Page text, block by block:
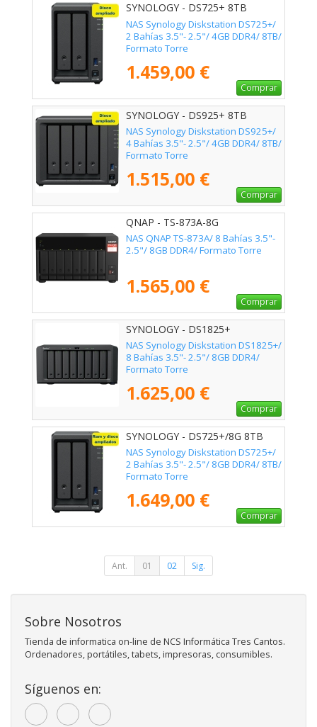
SYNOLOGY - DS725+ 8TB
NAS Synology Diskstation DS725+/
2 Bahías 3.5"- 2.5"/ 4GB DDR4/ 8TB/
Formato Torre
1.459,00 €
Comprar
SYNOLOGY - DS925+ 8TB
NAS Synology Diskstation DS925+/
4 Bahías 3.5"- 2.5"/ 4GB DDR4/ 8TB/
Formato Torre
1.515,00 €
Comprar
QNAP - TS-873A-8G
NAS QNAP TS-873A/ 8 Bahías 3.5"-
2.5"/ 8GB DDR4/ Formato Torre
1.565,00 €
Comprar
SYNOLOGY - DS1825+
NAS Synology Diskstation DS1825+/
8 Bahías 3.5"- 2.5"/ 8GB DDR4/
Formato Torre
1.625,00 €
Comprar
SYNOLOGY - DS725+/8G 8TB
NAS Synology Diskstation DS725+/
2 Bahías 3.5"- 2.5"/ 8GB DDR4/ 8TB/
Formato Torre
1.649,00 €
Comprar
Ant. 01 02 Sig.
Sobre Nosotros
Tienda de informatica on-line de NCS Informática Tres Cantos.
Ordenadores, portátiles, tabets, impresoras, consumibles.
Síguenos en: